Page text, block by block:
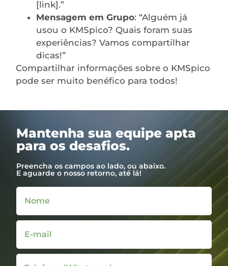
[link].”
Mensagem em Grupo: “Alguém já
usou o KMSpico? Quais foram suas
experiências? Vamos compartilhar
dicas!”
Compartilhar informações sobre o KMSpico
pode ser muito benéfico para todos!
Mantenha sua equipe apta
para os desafios.
Preencha os campos ao lado, ou abaixo.
E aguarde o nosso retorno, até lá!